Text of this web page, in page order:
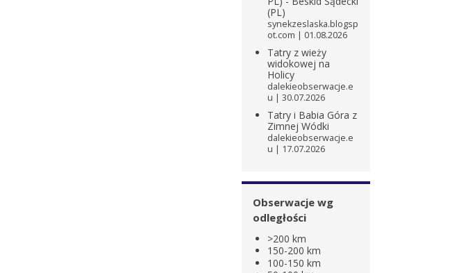
(PL)
synekzeslaska.blogsp
ot.com
01.08.2026
Tatry z wieży
widokowej na
Holicy
dalekieobserwacje.e
u
30.07.2026
Tatry i Babia Góra z
Zimnej Wódki
dalekieobserwacje.e
u
17.07.2026
Obserwacje wg
odległości
>200 km
150-200 km
100-150 km